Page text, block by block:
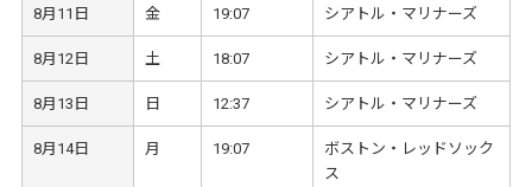
8月11日 金 19:07 シアトル・マリナーズ
8月12日 土 18:07 シアトル・マリナーズ
8月13日 日 12:37 シアトル・マリナーズ
8月14日 月 19:07
ボストン・レッドソック
ス